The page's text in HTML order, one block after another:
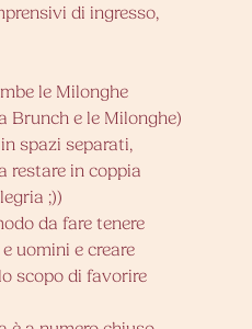
di ingresso,
le Milonghe
Brunch e le Milonghe)
spazi separati,
restare in coppia
;))
da fare tenere
uomini e creare
scopo di favorire